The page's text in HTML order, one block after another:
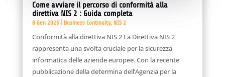
Come avviare il percorso di conformità alla
direttiva NIS 2 : Guida completa
8 Gen 2025 Business Continuity, NIS 2
Conformità alla direttiva NIS 2 La Direttiva NIS 2
rappresenta una svolta cruciale per la sicurezza
informatica delle aziende europee. Con la recente
pubblicazione della determina dell’Agenzia per la